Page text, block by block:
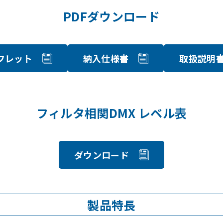
PDFダウンロード
レット 納入仕様書 取扱説明
フィルタ相関DMX レベル表
ダウンロード
製品特長